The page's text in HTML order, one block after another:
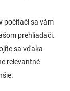
počítači sa vám
prehliadači.
sa vďaka
relevantné